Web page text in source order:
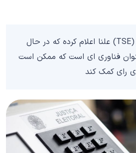
مرجع رای گیری برزیل (TSE) علنا اعلام کرده که در حال
فناوری ای است که ممکن است
رای کمک کند